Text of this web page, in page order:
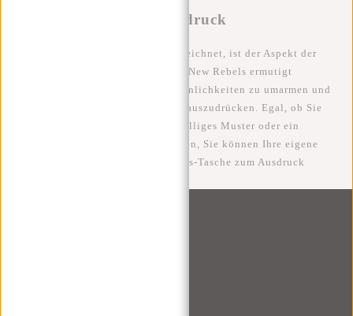
Stärkung und Selbstausdruck
Was diese Kampagne wirklich auszeichnet, ist der Aspekt der
Stärkung und des Selbstausdrucks. New Rebels ermutigt
Menschen, ihre einzigartigen Persönlichkeiten zu umarmen und
sich über ihre Wahl an Taschenstil auszudrücken. Egal, ob Sie
sich für eine kühne Farbe, ein auffälliges Muster oder ein
minimalistisches Design entscheiden, Sie können Ihre eigene
Persönlichkeit mit einer New Rebels-Tasche zum Ausdruck